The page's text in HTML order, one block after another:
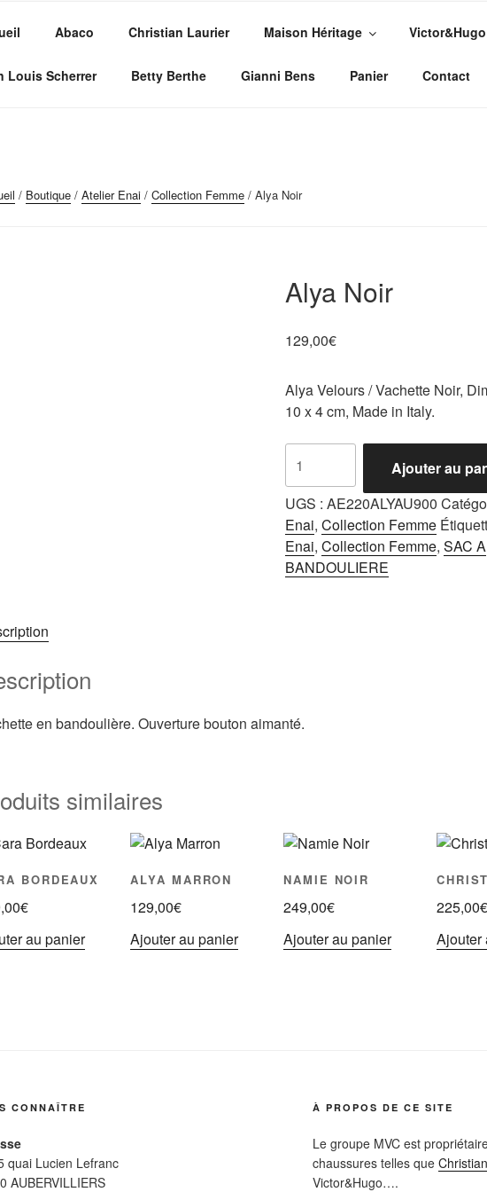
GROUPE
– Valises – Chaussures
Abaco Christian Laurier Maison Héritage Victor&Hugo
Louis Scherrer Betty Berthe Gianni Bens Panier Contact
/ Boutique / Atelier Enai / Collection Femme / Alya Noir
Alya Noir
129,00€
Alya Velours / Vachette Noir,
10 x 4 cm, Made in Italy.
de
Alya
Noir
Ajouter au
UGS : AE220ALYAU900
Enai, Collection Femme
Enai, Collection Femme, SAC A
BANDOULIERE
en bandoulière. Ouverture bouton aimanté.
similaires
BORDEAUX
€
au panier
ALYA MARRON
129,00€
Ajouter au panier
NAMIE NOIR
249,00€
Ajouter au panier
225,00€
Ajouter
CONNAÎTRE
quai Lucien Lefranc
AUBERVILLIERS
À PROPOS DE CE SITE
Le groupe MVC est
chaussures telles que
Victor&Hugo….